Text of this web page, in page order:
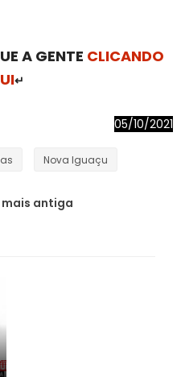
A GENTE CLICANDO
↵
05/10/2021
Nova Iguaçu
antiga